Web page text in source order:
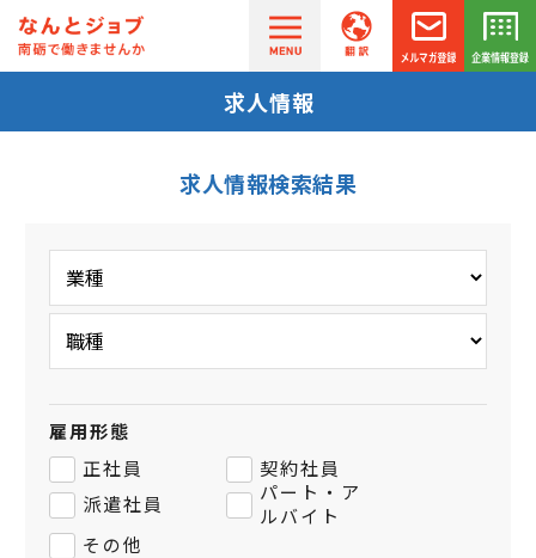
求人情報
求人情報検索結果
雇用形態
正社員
契約社員
派遣社員
パート・ア
ルバイト
その他